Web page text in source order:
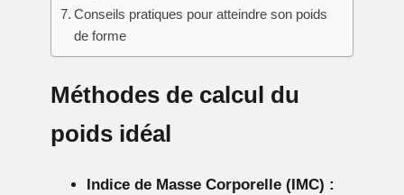
Conseils pratiques pour atteindre son poids
de forme
Méthodes de calcul du
poids idéal
Indice de Masse Corporelle (IMC) :